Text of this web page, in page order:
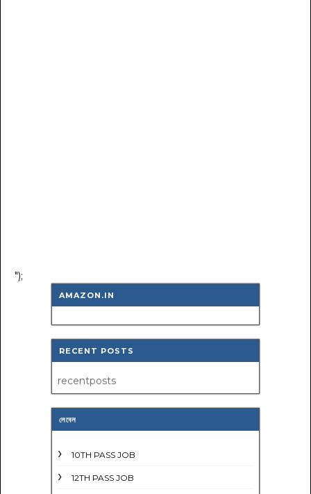
");
AMAZON.IN
RECENT POSTS
recentposts
লেবেল
10TH PASS JOB
12TH PASS JOB